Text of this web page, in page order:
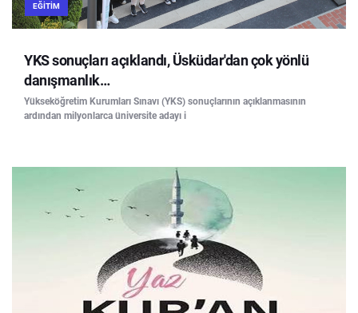
EĞITIM
YKS sonuçları açıklandı, Üsküdar'dan çok yönlü
danışmanlık…
Yükseköğretim Kurumları Sınavı (YKS) sonuçlarının açıklanmasının
ardından milyonlarca üniversite adayı i